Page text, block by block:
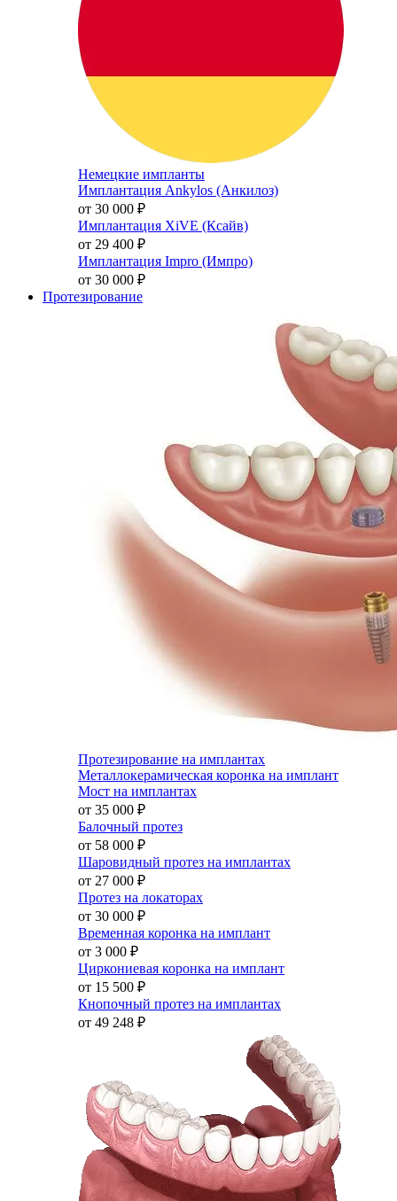
Немецкие импланты
Имплантация Ankylos (Анкилоз)
от 30 000 ₽
Имплантация XiVE (Ксайв)
от 29 400 ₽
Имплантация Impro (Импро)
от 30 000 ₽
Протезирование
Протезирование на имплантах
Металлокерамическая коронка на имплант
Мост на имплантах
от 35 000 ₽
Балочный протез
от 58 000 ₽
Шаровидный протез на имплантах
от 27 000 ₽
Протез на локаторах
от 30 000 ₽
Временная коронка на имплант
от 3 000 ₽
Циркониевая коронка на имплант
от 15 500 ₽
Кнопочный протез на имплантах
от 49 248 ₽